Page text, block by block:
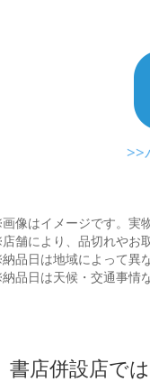
>>
像はイメージです。実
舗により、品切れやお
品日は地域によって異
品日は天候・交通事情
書店併設店で